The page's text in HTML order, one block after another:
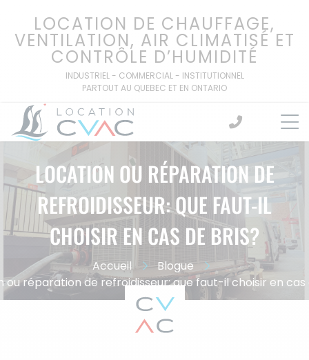
contenu
LOCATION DE CHAUFFAGE,
VENTILATION, AIR CLIMATISÉ ET
CONTRÔLE D’HUMIDITÉ
INDUSTRIEL - COMMERCIAL - INSTITUTIONNEL
PARTOUT AU QUEBEC ET EN ONTARIO
LOCATION OU RÉPARATION DE
REFROIDISSEUR: QUE FAUT-IL
CHOISIR EN CAS DE BRIS?
Accueil
Blogue
ou réparation de refroidisseur: que faut-il choisir en cas